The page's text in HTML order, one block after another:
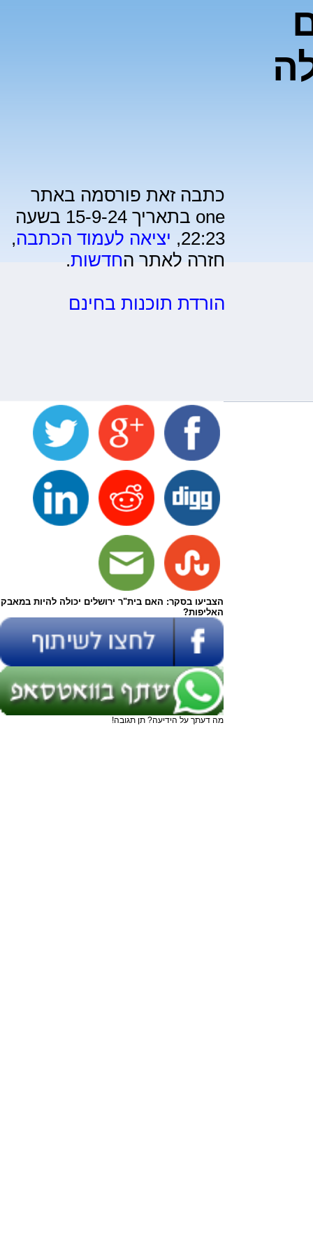
כתבה זאת פורסמה באתר
one בתאריך 15-9-24 בשעה
22:23, יציאה לעמוד הכתבה,
חזרה לאתר החדשות.
הורדת תוכנות בחינם
הצביעו בסקר: האם בית"ר ירושלים יכולה להיות במאבק
האליפות?
מה דעתך על הידיעה? תן תגובה!